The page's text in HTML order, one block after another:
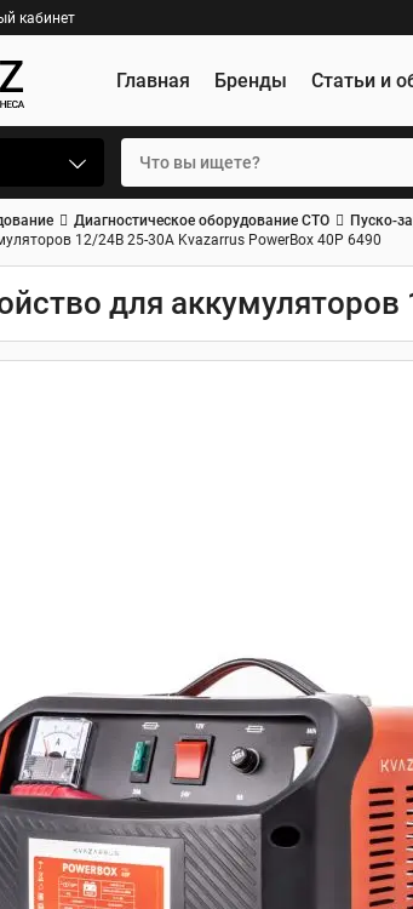
кабинет
Главная Бренды Статьи и
Диагностическое оборудование СТО Пуско-
12/24В 25-30А Kvazarrus PowerBox 40P 6490
для